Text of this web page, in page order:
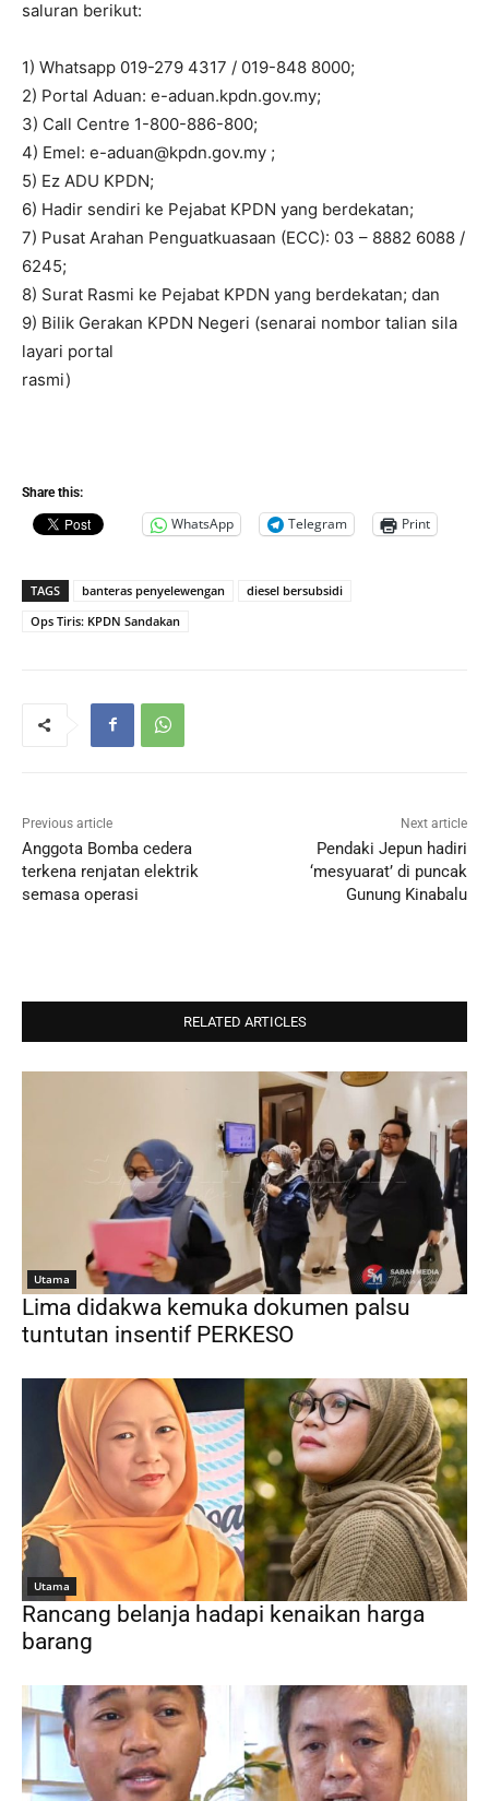
saluran berikut:
1) Whatsapp 019-279 4317 / 019-848 8000;
2) Portal Aduan: e-aduan.kpdn.gov.my;
3) Call Centre 1-800-886-800;
4) Emel: e-aduan@kpdn.gov.my ;
5) Ez ADU KPDN;
6) Hadir sendiri ke Pejabat KPDN yang berdekatan;
7) Pusat Arahan Penguatkuasaan (ECC): 03 – 8882 6088 /
6245;
8) Surat Rasmi ke Pejabat KPDN yang berdekatan; dan
9) Bilik Gerakan KPDN Negeri (senarai nombor talian sila
layari portal
rasmi)
Share this:
WhatsApp Telegram Print
TAGS banteras penyelewengan
diesel bersubsidi
Ops Tiris: KPDN Sandakan
Previous article
Anggota Bomba cedera
terkena renjatan elektrik
semasa operasi
Next article
Pendaki Jepun hadiri
‘mesyuarat’ di puncak
Gunung Kinabalu
RELATED ARTICLES
Utama
Lima didakwa kemuka dokumen palsu
tuntutan insentif PERKESO
Utama
Rancang belanja hadapi kenaikan harga
barang